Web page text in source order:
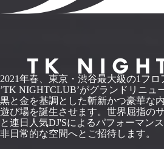
2021年春、東京・渋谷最大級の1フロ
’TK NIGHTCLUB’がグランドリニュ
黒と金を基調とした斬新かつ豪華な
遊び場を誕生させます。世界屈指の
と連日人気DJ'Sによるパフォーマン
非日常的な空間へとご招待します。